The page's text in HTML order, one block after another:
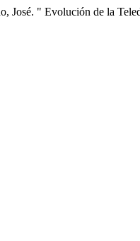
José. " Evolución de la